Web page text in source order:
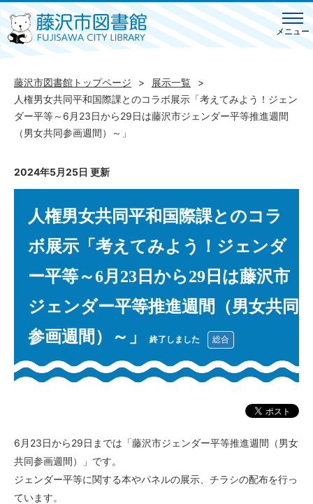
メニュー
藤沢市図書館トップページ
展示一覧
人権男女共同平和国際課とのコラボ展示「考えてみよう！ジェン
ダー平等～6月23日から29日は藤沢市ジェンダー平等推進週間
（男女共同参画週間）～」
2024年5月25日 更新
人権男女共同平和国際課とのコラ
ボ展示「考えてみよう！ジェンダ
ー平等～6月23日から29日は藤沢市
ジェンダー平等推進週間（男女共同
参画週間）～」
終了しました 総合
6月23日から29日までは「藤沢市ジェンダー平等推進週間（男女
共同参画週間）」です。
ジェンダー平等に関する本やパネルの展示、チラシの配布を行っ
ています。